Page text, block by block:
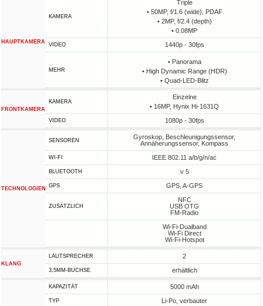
HAUPTKAMERA
KAMERA
Triple
• 50MP, f/1.6 (wide), PDAF
• 2MP, f/2.4 (depth)
• 0.08MP
VIDEO 1440p - 30fps
MEHR
• Panorama
• High Dynamic Range (HDR)
• Quad-LED-Blitz
FRONTKAMERA
KAMERA
Einzelne
• 16MP, Hynix Hi-1631Q
VIDEO 1080p - 30fps
TECHNOLOGIEN
SENSOREN
Gyroskop, Beschleunigungssensor,
Annäherungssensor, Kompass
WI-FI IEEE 802.11 a/b/g/n/ac
BLUETOOTH v 5
GPS GPS, A-GPS
ZUSÄTZLICH
NFC
USB OTG
FM-Radio
Wi-Fi-Dualband
Wi-Fi Direct
Wi-Fi-Hotspot
KLANG
LAUTSPRECHER 2
3,5MM-BUCHSE erhältlich
KAPAZITÄT 5000 mAh
TYP Li-Po, verbauter